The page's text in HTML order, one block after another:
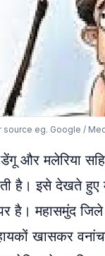
eg. Google /
और मलेरिया
है। इसे देखते
है। महासमुंद
खासकर